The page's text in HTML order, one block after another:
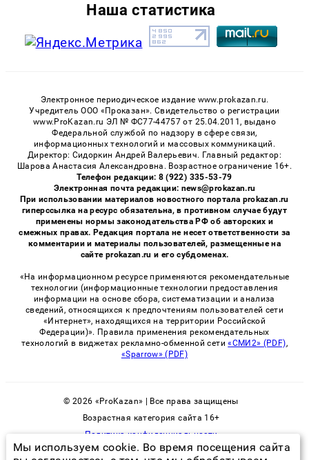
Наша статистика
Электронное периодическое издание www.prokazan.ru.
Учредитель ООО «Проказан». Cвидетельство о регистрации
www.ProKazan.ru ЭЛ № ФС77-44757 от 25.04.2011, выдано
Федеральной службой по надзору в сфере связи,
информационных технологий и массовых коммуникаций.
Директор: Сидоркин Андрей Валерьевич. Главный редактор:
Шарова Анастасия Александровна. Возрастное ограничение 16+.
Телефон редакции: 8 (922) 335-53-79
Электронная почта редакции: news@prokazan.ru
При использовании материалов новостного портала prokazan.ru
гиперссылка на ресурс обязательна, в противном случае будут
применены нормы законодательства РФ об авторских и
смежных правах. Редакция портала не несет ответственности за
комментарии и материалы пользователей, размещенные на
сайте prokazan.ru и его субдоменах.
«На информационном ресурсе применяются рекомендательные
технологии (информационные технологии предоставления
информации на основе сбора, систематизации и анализа
сведений, относящихся к предпочтениям пользователей сети
«Интернет», находящихся на территории Российской
Федерации)». Правила применения рекомендательных
технологий в виджетах рекламно-обменной сети«СМИ2» (PDF),
«Sparrow» (PDF)
© 2026 «ProKazan» | Все права защищены
Возрастная категория сайта 16+
Политика конфиденциальности
Мы используем cookie. Во время посещения сайта